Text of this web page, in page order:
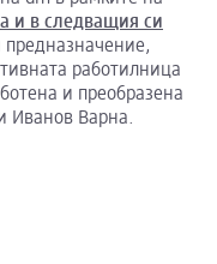
и в следващия си
предназначение,
работилница
и преобразена
Иванов Варна.